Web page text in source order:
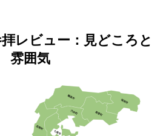
レビュー：見どころと
雰囲気